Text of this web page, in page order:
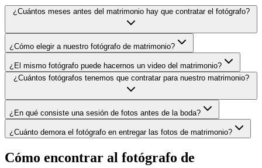
¿Cuántos meses antes del matrimonio hay que contratar el fotógrafo?
¿Cómo elegir a nuestro fotógrafo de matrimonio?
¿El mismo fotógrafo puede hacernos un video del matrimonio?
¿Cuántos fotógrafos tenemos que contratar para nuestro matrimonio?
¿En qué consiste una sesión de fotos antes de la boda?
¿Cuánto demora el fotógrafo en entregar las fotos de matrimonio?
Cómo encontrar al fotógrafo de